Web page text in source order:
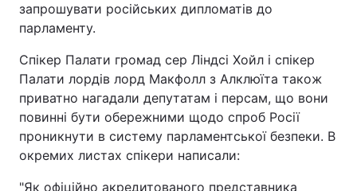
запрошувати російських дипломатів до
парламенту.
Спікер Палати громад сер Ліндсі Хойл і спікер
Палати лордів лорд Макфолл з Алклюїта також
приватно нагадали депутатам і персам, що вони
повинні бути обережними щодо спроб Росії
проникнути в систему парламентської безпеки. В
окремих листах спікери написали:
"Як офіційно акредитованого представника